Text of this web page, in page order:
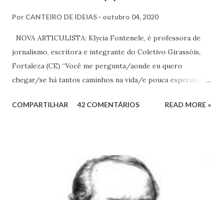
Por CANTEIRO DE IDEIAS outubro 04, 2020
NOVA ARTICULISTA: Klycia Fontenele, é professora de
jornalismo, escritora e integrante do Coletivo Girassóis,
Fortaleza (CE) “Você me pergunta/aonde eu quero
chegar/se há tantos caminhos na vida/e pouca esperança
ar...”[Caminhos, Raul Seixas] Quem vive relativamente
alma e a carne de muita gente. E, se porventura, também
tenha empatia, deseja no íntimo, e até imagina, uma
sociedade que destrua a miséria e qualquer outra forma de
COMPARTILHAR 42 COMENTÁRIOS READ MORE »